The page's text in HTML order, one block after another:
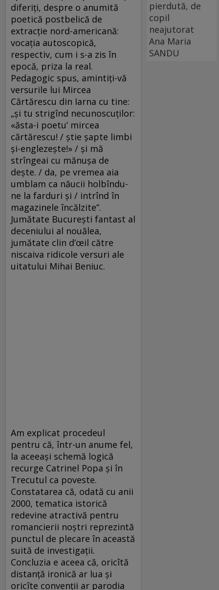
diferiți, despre o anumită
poetică postbelică de
extracție nord-americană:
vocația autoscopică,
respectiv, cum i s-a zis în
epocă, priza la real.
Pedagogic spus, amintiți-vă
versurile lui Mircea
Cărtărescu din Iarna cu tine:
„şi tu strigînd necunoscuţilor:
«ăsta-i poetu’ mircea
cărtărescu! / ştie şapte limbi
şi-englezeşte!» / şi mă
strîngeai cu mănuşa de
deşte. / da, pe vremea aia
umblam ca năucii holbîndu-
ne la farduri şi / intrînd în
magazinele încălzite”.
Jumătate București fantast al
deceniului al nouălea,
jumătate clin d’œil către
niscaiva ridicole versuri ale
uitatului Mihai Beniuc.
Am explicat procedeul
pentru că, într-un anume fel,
la aceeași schemă logică
recurge Catrinel Popa și în
Trecutul ca poveste.
Constatarea că, odată cu anii
2000, tematica istorică
redevine atractivă pentru
romancierii noștri reprezintă
punctul de plecare în această
suită de investigații.
Concluzia e aceea că, oricîtă
distanță ironică ar lua și
oricîte convenții ar parodia
pierdută, de
copil
neajutorat
Ana Maria
SANDU